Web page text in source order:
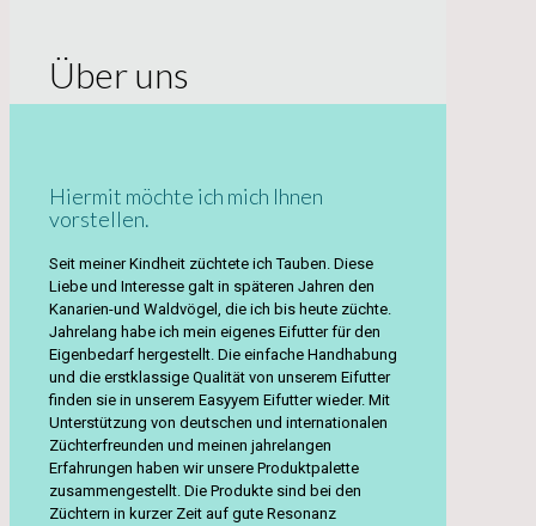
Über uns
Hiermit möchte ich mich Ihnen
vorstellen.
Seit meiner Kindheit züchtete ich Tauben. Diese
Liebe und Interesse galt in späteren Jahren den
Kanarien-und Waldvögel, die ich bis heute züchte.
Jahrelang habe ich mein eigenes Eifutter für den
Eigenbedarf hergestellt. Die einfache Handhabung
und die erstklassige Qualität von unserem Eifutter
finden sie in unserem Easyyem Eifutter wieder. Mit
Unterstützung von deutschen und internationalen
Züchterfreunden und meinen jahrelangen
Erfahrungen haben wir unsere Produktpalette
zusammengestellt. Die Produkte sind bei den
Züchtern in kurzer Zeit auf gute Resonanz